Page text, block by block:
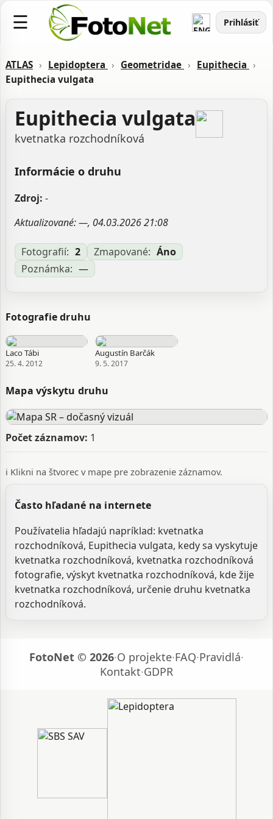
☰ Prihlásiť
ATLAS › Lepidoptera › Geometridae › Eupithecia ›
Eupithecia vulgata
Eupithecia vulgata
kvetnatka rozchodníková
Informácie o druhu
Zdroj: -
Aktualizované: —, 04.03.2026 21:08
Fotografií: 2 Zmapované: Áno
Poznámka: —
Fotografie druhu
Laco Tábi
25. 4. 2012
Augustín Barčák
9. 5. 2017
Mapa výskytu druhu
Počet záznamov: 1
ℹ️ Klikni na štvorec v mape pre zobrazenie záznamov.
Často hľadané na internete
Používatelia hľadajú napríklad: kvetnatka
rozchodníková, Eupithecia vulgata, kedy sa vyskytuje
kvetnatka rozchodníková, kvetnatka rozchodníková
fotografie, výskyt kvetnatka rozchodníková, kde žije
kvetnatka rozchodníková, určenie druhu kvetnatka
rozchodníková.
FotoNet © 2026·O projekte·FAQ·Pravidlá·
Kontakt·GDPR